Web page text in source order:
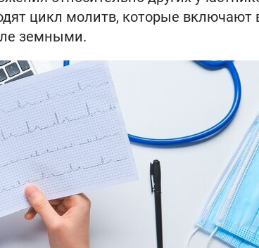
цикл молитв, которые включают
земными.